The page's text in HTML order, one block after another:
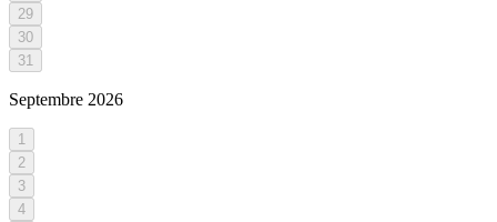
29
30
31
Septembre 2026
1
2
3
4